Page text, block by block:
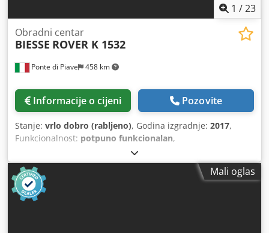
1 /23
Ponte di Piave 458 km
Obradni centar
BIESSE ROVER K 1532
Informacije o cijeni Pozovite
Stanje: vrlo dobro (rabljeno), Godina izgradnje: 2017,
Funkcionalnost: potpuno funkcionalan,
Mali oglas